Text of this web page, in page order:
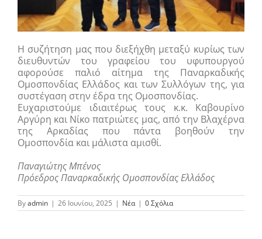
Η συζήτηση μας που διεξήχθη μεταξύ κυρίως των
διευθυντών του γραφείου του υφυπουργού
αφορούσε παλιό αίτημα της Παναρκαδικής
Ομοσπονδίας Ελλάδος και των Συλλόγων της, για
συστέγαση στην έδρα της Ομοσπονδίας.
Ευχαριστούμε ιδιαιτέρως τους κ.κ. Καβουρίνο
Αργύρη και Νίκο πατριώτες μας, από την Βλαχέρνα
της Αρκαδίας που πάντα βοηθούν την
Ομοσπονδία και μάλιστα αμισθί.
Παναγιώτης Μπένος
Πρόεδρος Παναρκαδικής Ομοσπονδίας Ελλάδος
Byadmin | 26 Ιουνίου, 2025 | Νέα | 0 Σχόλια